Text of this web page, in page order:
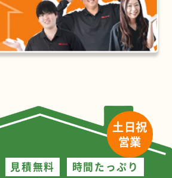
見積無料 時間たっぷり
土日祝
営業